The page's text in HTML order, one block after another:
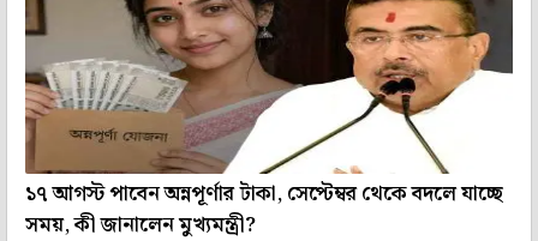
১৭ আগস্ট পাবেন অন্নপূর্ণার টাকা, সেপ্টেম্বর থেকে বদলে যাচ্ছে
সময়, কী জানালেন মুখ্যমন্ত্রী?